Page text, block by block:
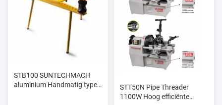
STB100 SUNTECHMACH
aluminium Handmatig type
STT50N Pipe Threader
1100W Hoog efficiënte